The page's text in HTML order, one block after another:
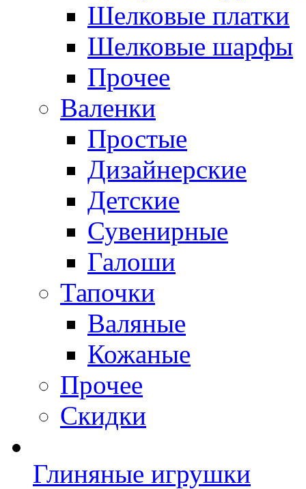
Шелковые платки
Шелковые шарфы
Прочее
Валенки
Простые
Дизайнерские
Детские
Сувенирные
Галоши
Тапочки
Валяные
Кожаные
Прочее
Скидки
Глиняные игрушки